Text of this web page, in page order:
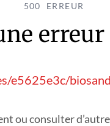
500 ERREUR
e5625e3c/
ou consulter